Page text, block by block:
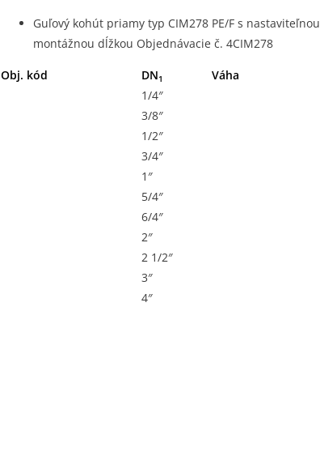
Guľový kohút priamy typ CIM278 PE/F s nastaviteľnou
montážnou dĺžkou Objednávacie č. 4CIM278
Obj. kód DN1
Váha
1/4″
3/8″
1/2″
3/4″
1″
5/4″
6/4″
2″
2 1/2″
3″
4″